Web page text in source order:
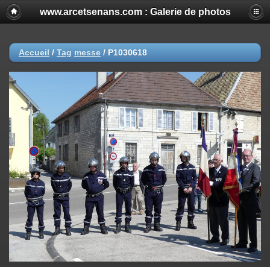
www.arcetsenans.com : Galerie de photos
Accueil / Tag messe / P1030618